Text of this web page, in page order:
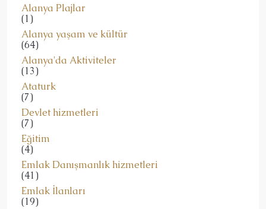
Alanya Plajlar
(1)
Alanya yaşam ve kültür
(64)
Alanya'da Aktiviteler
(13)
Ataturk
(7)
Devlet hizmetleri
(7)
Eğitim
(4)
Emlak Danışmanlık hizmetleri
(41)
Emlak İlanları
(19)